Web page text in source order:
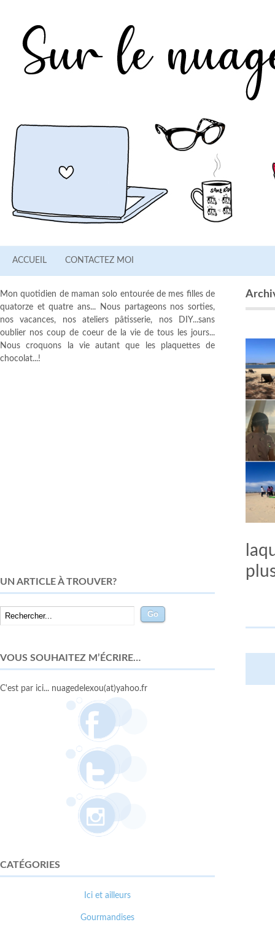
ACCUEIL CONTACTEZ MOI
Mon quotidien de maman solo entourée de mes filles de
quatorze et quatre ans... Nous partageons nos sorties,
nos vacances, nos ateliers pâtisserie, nos DIY...sans
oublier nos coup de coeur de la vie de tous les jours...
Nous croquons la vie autant que les plaquettes de
chocolat...!
UN ARTICLE À TROUVER?
VOUS SOUHAITEZ M’ÉCRIRE…
C'est par ici... nuagedelexou(at)yahoo.fr
CATÉGORIES
Ici et ailleurs
Gourmandises